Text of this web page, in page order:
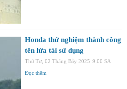
Honda thử nghiệm thành công
tên lửa tái sử dụng
Thứ Tư, 02 Tháng Bảy 2025 9:00 SA
Đọc thêm